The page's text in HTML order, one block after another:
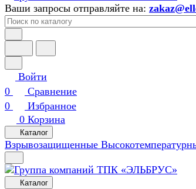
Ваши запросы отправляйте на:
Войти
0
Сравнение
0
Избранное
0 Корзина
Каталог
Взрывозащищенные
Каталог